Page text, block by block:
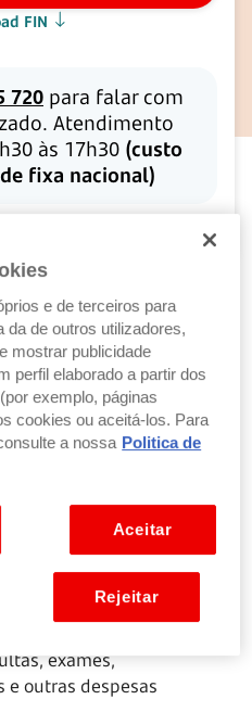
FIN
720 para falar com
Atendimento
às 17h30 (custo
fixa nacional)
Pessoal para as
as nossas
dossier e formalização.
previstas e
exames,
e outras despesas
e de terceiros para
da de outros utilizadores,
mostrar publicidade
perfil elaborado a partir dos
exemplo, páginas
cookies ou aceitá-los. Para
a nossa Politica de
Aceitar
Rejeitar